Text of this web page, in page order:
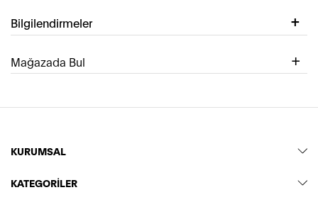
Bilgilendirmeler
Mağazada Bul
KURUMSAL
KATEGORİLER